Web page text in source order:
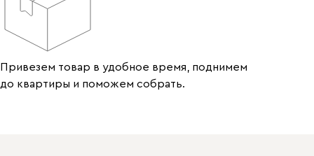
Привезем товар в удобное время, поднимем
до квартиры и поможем собрать.